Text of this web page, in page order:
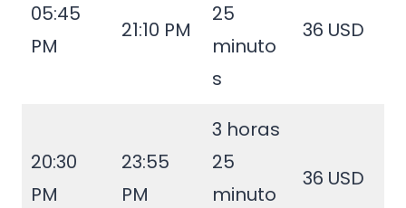
05:45
PM
21:10 PM
25
minuto
s
36 USD
20:30
PM
23:55
PM
3 horas
25
minuto
36 USD